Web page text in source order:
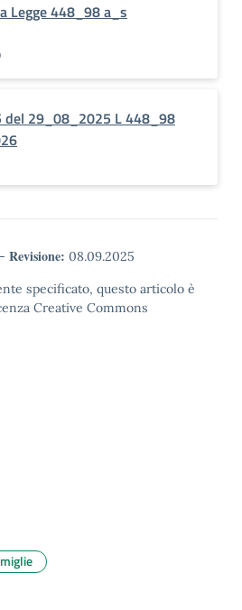
Legge 448_98 a_s
del 29_08_2025 L 448_98
- Revisione: 08.09.2025
specificato, questo articolo è
Creative Commons